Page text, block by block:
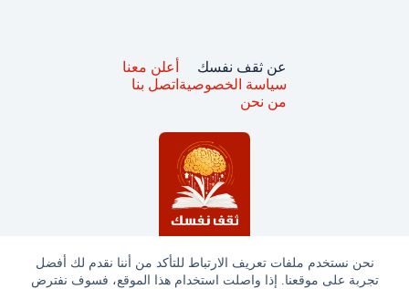
نحن نستخدم ملفات تعريف الارتباط للتأكد من أننا نقدم لك أفضل
تجربة على موقعنا. إذا واصلت استخدام هذا الموقع، فسوف نفترض
عن ثقف نفسك
سياسة الخصوصية
من نحن
أعلن معنا
اتصل بنا